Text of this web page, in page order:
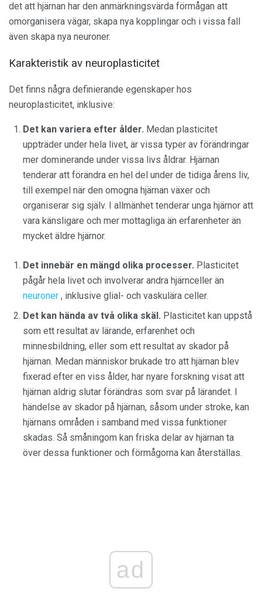
det att hjärnan har den anmärkningsvärda förmågan att
omorganisera vägar, skapa nya kopplingar och i vissa fall
även skapa nya neuroner.
Karakteristik av neuroplasticitet
Det finns några definierande egenskaper hos
neuroplasticitet, inklusive:
Det kan variera efter ålder. Medan plasticitet
uppträder under hela livet, är vissa typer av förändringar
mer dominerande under vissa livs åldrar. Hjärnan
tenderar att förändra en hel del under de tidiga årens liv,
till exempel när den omogna hjärnan växer och
organiserar sig själv. I allmänhet tenderar unga hjärnor att
vara känsligare och mer mottagliga än erfarenheter än
mycket äldre hjärnor.
Det innebär en mängd olika processer. Plasticitet
pågår hela livet och involverar andra hjärnceller än
neuroner , inklusive glial- och vaskulära celler.
Det kan hända av två olika skäl. Plasticitet kan uppstå
som ett resultat av lärande, erfarenhet och
minnesbildning, eller som ett resultat av skador på
hjärnan. Medan människor brukade tro att hjärnan blev
fixerad efter en viss ålder, har nyare forskning visat att
hjärnan aldrig slutar förändras som svar på lärandet. I
händelse av skador på hjärnan, såsom under stroke, kan
hjärnans områden i samband med vissa funktioner
skadas. Så småningom kan friska delar av hjärnan ta
över dessa funktioner och förmågorna kan återställas.
ad